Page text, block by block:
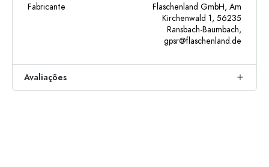
Fabricante
Flaschenland GmbH, Am
Kirchenwald 1, 56235
Ransbach-Baumbach,
gpsr@flaschenland.de
Avaliações